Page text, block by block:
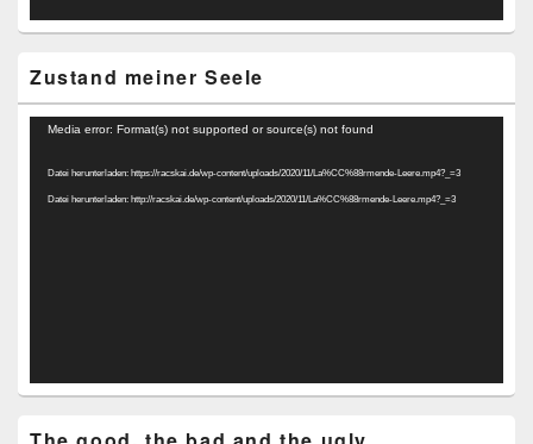
Zustand meiner Seele
Video-
Media error: Format(s) not supported or source(s) not found
Datei herunterladen: https://racskai.de/wp-content/uploads/2020/11/La%CC%88rmende-Leere.mp4?_=3
Datei herunterladen: http://racskai.de/wp-content/uploads/2020/11/La%CC%88rmende-Leere.mp4?_=3